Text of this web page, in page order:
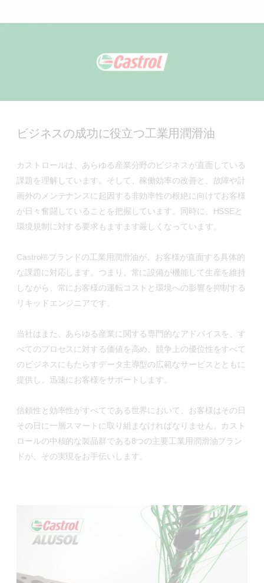
ビジネスの成功に役立つ工業用潤滑油
カストロールは、あらゆる産業分野のビジネスが直面している
課題を理解しています。そして、稼働効率の改善と、故障や計
画外のメンテナンスに起因する非効率性の根絶に向けてお客様
が日々奮闘していることを把握しています。同時に、HSSEと
環境規制に対する要求もますます厳しくなっています。
Castrol®ブランドの工業用潤滑油が、お客様が直面する具体的
な課題に対応します。つまり、常に設備が機能して生産を維持
しながら、常にお客様の運転コストと環境への影響を抑制する
リキッドエンジニアです。
当社はまた、あらゆる産業に関する専門的なアドバイスを、す
べてのプロセスに対する価値を高め、競争上の優位性をすべて
のビジネスにもたらすデータ主導型の広範なサービスとともに
提供し、迅速にお客様をサポートします。
信頼性と効率性がすべてである世界において、お客様はその日
その日に一層スマートに取り組まなければなりません。カスト
ロールの中核的な製品群である8つの主要工業用潤滑油ブラン
ドが、その実現をお手伝いします。